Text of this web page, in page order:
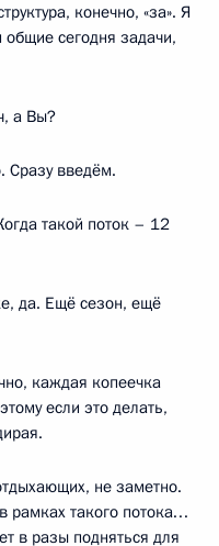
конечно, «за». Я
сегодня задачи,
а Вы?
Сразу введём.
такой поток – 12
да. Ещё сезон, ещё
каждая копеечка
если это делать,
не заметно.
рамках такого потока…
в разы подняться для